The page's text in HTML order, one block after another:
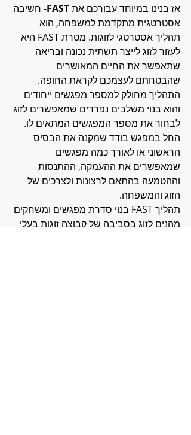
אז בנינו במיוחד עבורכם את FAST- חשיבה
אסטרטגית מתקדמת למשפחה, הוא
תהליך אסטרטגי לזוגות. מטרת FAST היא
לעזור לזוג לייצר תשתית נכונה ובריאה
שתאפשר את החיים המאושרים
שהבטחתם לעצמכם לקראת החופה.
התהליך מחולק למספר מפגשים ייחודים
והוא בנוי משלבים נפרדים שמאפשרים לזוג
לבחור את מספר המפגשים המתאים לו.
החל במפגש בודד שמקנה את הבסיס
הראשוני או לאורך כמה מפגשים
שמאפשרים את ההעמקה, ההתנסות
וההטמעה בהתאם לרצונות ולצרכים של
הזוג והמשפחה.
תהליך FAST בנוי סדרת מפגשים ומשחקים
מהנים לזוג בסביבה של קבוצה זוגות בעלי